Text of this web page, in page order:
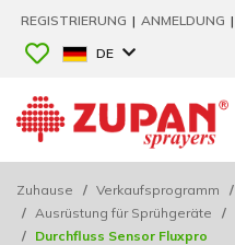
REGISTRIERUNG | ANMELDUNG |
DE
Zuhause / Verkaufsprogramm /
/ Ausrüstung für Sprühgeräte /
/ Durchfluss Sensor Fluxpro